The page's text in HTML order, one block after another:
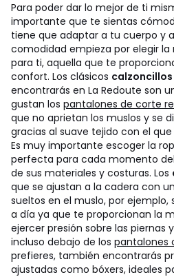
Para poder dar lo mejor de ti
importante que te sientas
tiene que adaptar a tu cuerpo y
comodidad empieza por elegir
para ti, aquella que te
confort. Los clásicos
encontrarás en La Redoute son
gustan los pantalones de corte
que no aprietan los muslos y se
gracias al suave tejido con el
Es muy importante escoger la
perfecta para cada momento
de sus materiales y costuras. Los
que se ajustan a la cadera con
sueltos en el muslo, por
a día ya que te proporcionan la
ejercer presión sobre las piernas
incluso debajo de los pantalones
prefieres, también encontrarás
ajustadas como bóxers, ideales